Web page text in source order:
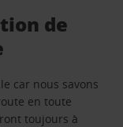
de
car nous savons
en toute
toujours à